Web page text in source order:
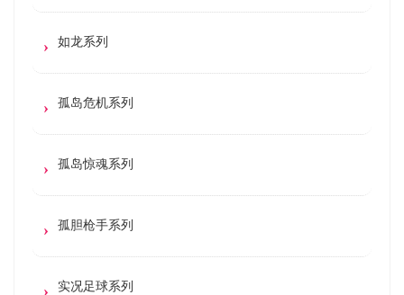
如龙系列
孤岛危机系列
孤岛惊魂系列
孤胆枪手系列
实况足球系列